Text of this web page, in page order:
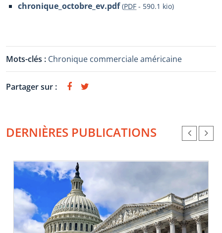
chronique_octobre_ev.pdf (PDF - 590.1 kio)
Mots-clés : Chronique commerciale américaine
Partager sur :
DERNIÈRES PUBLICATIONS